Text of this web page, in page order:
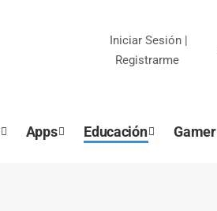
Iniciar Sesión|
Registrarme
Apps Educación Gamer